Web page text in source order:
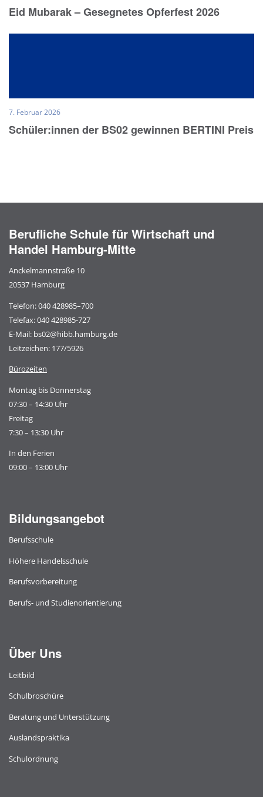
Eid Mubarak – Gesegnetes Opferfest 2026
7. Februar 2026
Schüler:innen der BS02 gewinnen BERTINI Preis
Berufliche Schule für Wirtschaft und
Handel Hamburg-Mitte
Anckelmannstraße 10
20537 Hamburg
Telefon:040 428985–700
Telefax: 040 428985-727
E-Mail: bs02@hibb.hamburg.de
Leitzeichen: 177/5926
Bürozeiten
Montag bis Donnerstag
07:30 – 14:30 Uhr
Freitag
7:30 – 13:30 Uhr
In den Ferien
09:00 – 13:00 Uhr
Bildungsangebot
Berufsschule
Höhere Handelsschule
Berufsvorbereitung
Berufs- und Studienorientierung
Über Uns
Leitbild
Schulbroschüre
Beratung und Unterstützung
Auslandspraktika
Schulordnung